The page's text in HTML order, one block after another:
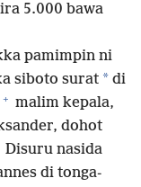
5.000 bawa
pamimpin ni
siboto surat * di
+ malim kepala,
dohot
Disuru nasida
di tonga-